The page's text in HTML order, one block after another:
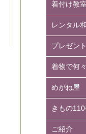
着付け教室
レンタル
プレゼント
着物で何々
めがね屋
きもの110
ご紹介